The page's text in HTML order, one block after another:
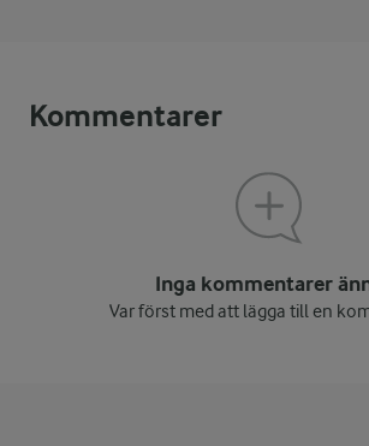
Kommentarer
Inga kommentarer
Var först med att lägga till en